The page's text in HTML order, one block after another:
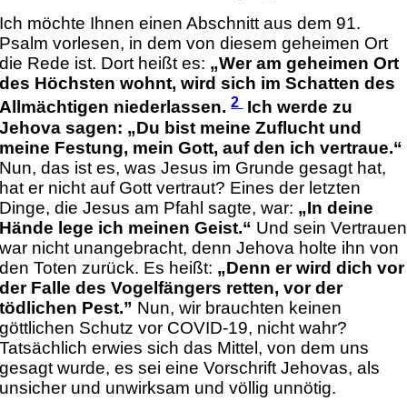
Ich möchte Ihnen einen Abschnitt aus dem 91.
Psalm vorlesen, in dem von diesem geheimen Ort
die Rede ist. Dort heißt es: „Wer am geheimen Ort
des Höchsten wohnt, wird sich im Schatten des
Allmächtigen niederlassen.2 Ich werde zu
Jehova sagen: „Du bist meine Zuflucht und
meine Festung, mein Gott, auf den ich vertraue.“
Nun, das ist es, was Jesus im Grunde gesagt hat,
hat er nicht auf Gott vertraut? Eines der letzten
Dinge, die Jesus am Pfahl sagte, war: „In deine
Hände lege ich meinen Geist.“ Und sein Vertrauen
war nicht unangebracht, denn Jehova holte ihn von
den Toten zurück. Es heißt: „Denn er wird dich vor
der Falle des Vogelfängers retten, vor der
tödlichen Pest.” Nun, wir brauchten keinen
göttlichen Schutz vor COVID-19, nicht wahr?
Tatsächlich erwies sich das Mittel, von dem uns
gesagt wurde, es sei eine Vorschrift Jehovas, als
unsicher und unwirksam und völlig unnötig.